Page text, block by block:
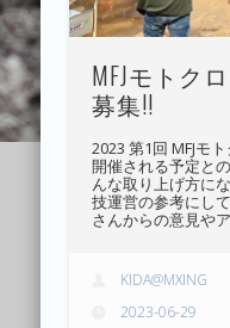
MFJモトク
募集!!
2023 第1回 MFJモ
開催される予定と
んな取り上げ方に
技運営の参考にし
さんからの意見や
KIDA@MXING
2023-06-29